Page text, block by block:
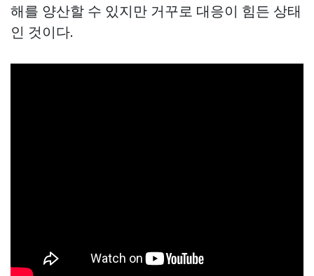
해를 양산할 수 있지만 거꾸로 대응이 힘든 상태
인 것이다.